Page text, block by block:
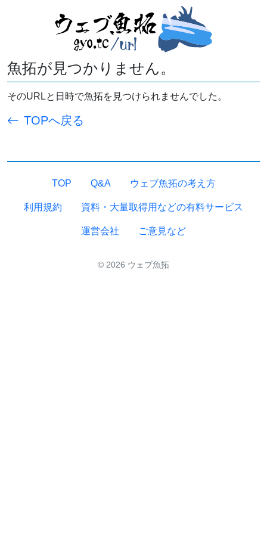
魚拓が見つかりません。
そのURLと日時で魚拓を見つけられませんでした。
TOPへ戻る
TOP Q&A ウェブ魚拓の考え方
利用規約 資料・大量取得用などの有料サービス
運営会社 ご意見など
© 2026 ウェブ魚拓